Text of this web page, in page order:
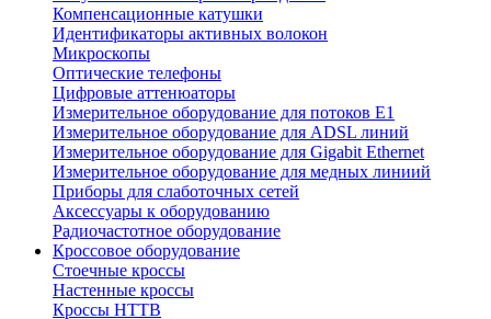
Компенсационные катушки
Идентификаторы активных волокон
Микроскопы
Оптические телефоны
Цифровые аттенюаторы
Измерительное оборудование для потоков Е1
Измерительное оборудование для ADSL линий
Измерительное оборудование для Gigabit Ethernet
Измерительное оборудование для медных линиий
Приборы для слаботочных сетей
Аксессуары к оборудованию
Радиочастотное оборудование
Кроссовое оборудование
Стоечные кроссы
Настенные кроссы
Кроссы HTTB